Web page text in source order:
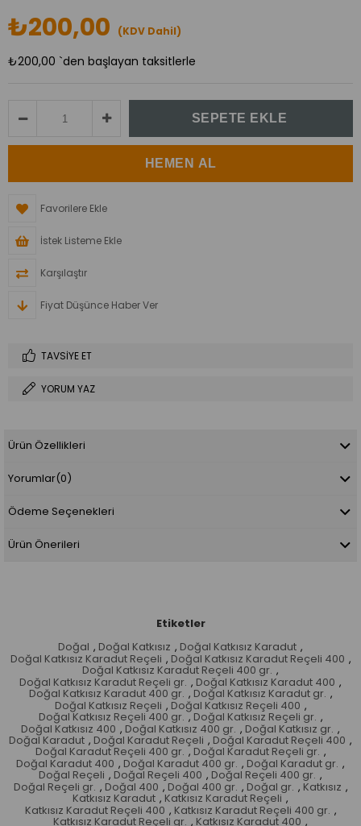
₺200,00 (KDV Dahil)
₺200,00 `den başlayan taksitlerle
Favorilere Ekle
İstek Listeme Ekle
Karşılaştır
Fiyat Düşünce Haber Ver
TAVSIYE ET
YORUM YAZ
Ürün Özellikleri
Yorumlar(0)
Ödeme Seçenekleri
Ürün Önerileri
Etiketler
Doğal , Doğal Katkısız , Doğal Katkısız Karadut ,
Doğal Katkısız Karadut Reçeli , Doğal Katkısız Karadut Reçeli 400 ,
Doğal Katkısız Karadut Reçeli 400 gr. ,
Doğal Katkısız Karadut Reçeli gr. , Doğal Katkısız Karadut 400 ,
Doğal Katkısız Karadut 400 gr. , Doğal Katkısız Karadut gr. ,
Doğal Katkısız Reçeli , Doğal Katkısız Reçeli 400 ,
Doğal Katkısız Reçeli 400 gr. , Doğal Katkısız Reçeli gr. ,
Doğal Katkısız 400 , Doğal Katkısız 400 gr. , Doğal Katkısız gr. ,
Doğal Karadut , Doğal Karadut Reçeli , Doğal Karadut Reçeli 400 ,
Doğal Karadut Reçeli 400 gr. , Doğal Karadut Reçeli gr. ,
Doğal Karadut 400 , Doğal Karadut 400 gr. , Doğal Karadut gr. ,
Doğal Reçeli , Doğal Reçeli 400 , Doğal Reçeli 400 gr. ,
Doğal Reçeli gr. , Doğal 400 , Doğal 400 gr. , Doğal gr. , Katkısız ,
Katkısız Karadut , Katkısız Karadut Reçeli ,
Katkısız Karadut Reçeli 400 , Katkısız Karadut Reçeli 400 gr. ,
Katkısız Karadut Reçeli gr. , Katkısız Karadut 400 ,